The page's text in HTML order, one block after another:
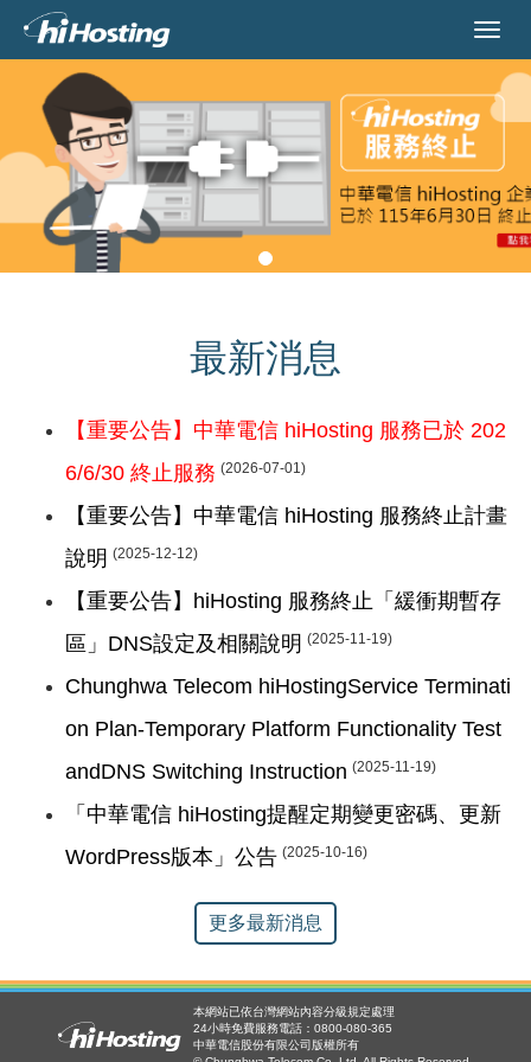
最新消息
【重要公告】中華電信 hiHosting 服務已於 202
6/6/30 終止服務 (2026-07-01)
【重要公告】中華電信 hiHosting 服務終止計畫
說明 (2025-12-12)
【重要公告】hiHosting 服務終止「緩衝期暫存
區」DNS設定及相關說明 (2025-11-19)
Chunghwa Telecom hiHostingService Terminati
on Plan-Temporary Platform Functionality Test
andDNS Switching Instruction (2025-11-19)
「中華電信 hiHosting提醒定期變更密碼、更新
WordPress版本」公告 (2025-10-16)
更多最新消息